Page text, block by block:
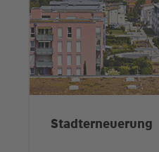
Stadterneuerung